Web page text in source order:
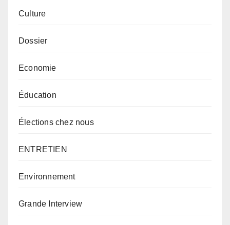
Culture
Dossier
Economie
Éducation
Élections chez nous
ENTRETIEN
Environnement
Grande Interview